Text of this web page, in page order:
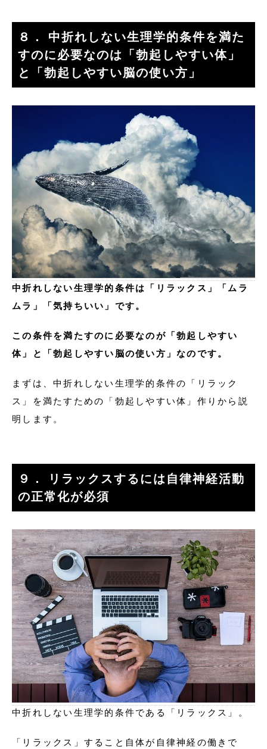
８． 中折れしない生理学的条件を満た
すのに必要なのは「勃起しやすい体」
と「勃起しやすい脳の使い方」
中折れしない生理学的条件は「リラックス」「ムラ
ムラ」「気持ちいい」です。
この条件を満たすのに必要なのが「勃起しやすい
体」と「勃起しやすい脳の使い方」なのです。
まずは、中折れしない生理学的条件の「リラック
ス」を満たすための「勃起しやすい体」作りから説
明します。
９． リラックスするには自律神経活動
の正常化が必須
中折れしない生理学的条件である「リラックス」。
「リラックス」すること自体が自律神経の働きで